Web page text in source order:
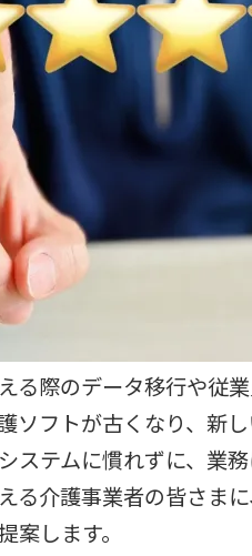
る際のデータ移行や従
ソフトが古くなり、新
ステムに慣れずに、業
る介護事業者の皆さま
案します。